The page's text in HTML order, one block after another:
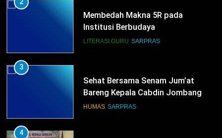
2
Membedah Makna 5R pada
Institusi Berbudaya
LITERASI GURU SARPRAS
3
Sehat Bersama Senam Jum’at
Bareng Kepala Cabdin Jombang
HUMAS SARPRAS
4